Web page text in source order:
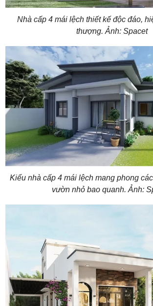
Nhà cấp 4 mái lệch thiết kế độc đáo,
thượng. Ảnh: Spacet
Kiểu nhà cấp 4 mái lệch mang phong
vườn nhỏ bao quanh. Ảnh: